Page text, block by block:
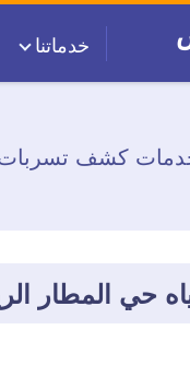
خدماتنا
كشف تسربات
حي المطار